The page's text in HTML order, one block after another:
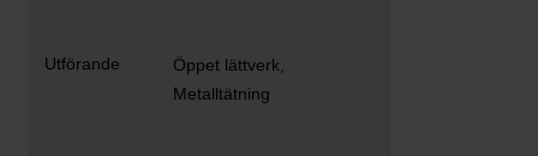
Öppet lättverk,
Metalltätning